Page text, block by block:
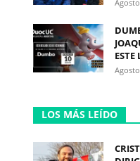
ESTE
LOS MÁS LEÍDO